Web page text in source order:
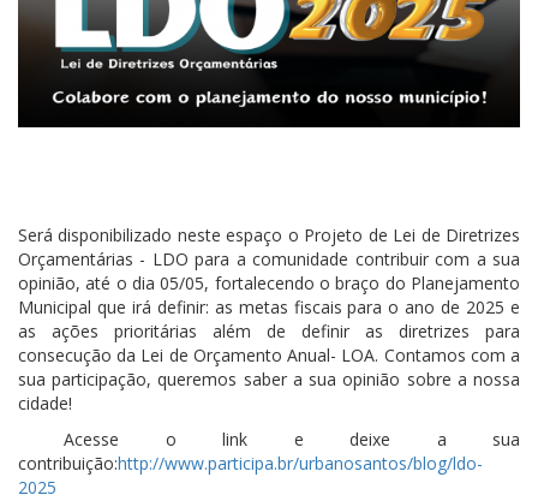
Será disponibilizado neste espaço o Projeto de Lei de Diretrizes
Orçamentárias - LDO para a comunidade contribuir com a sua
opinião, até o dia 05/05, fortalecendo o braço do Planejamento
Municipal que irá definir: as metas fiscais para o ano de 2025 e
as ações prioritárias além de definir as diretrizes para
consecução da Lei de Orçamento Anual- LOA. Contamos com a
sua participação, queremos saber a sua opinião sobre a nossa
cidade!
Acesse o link e deixe a sua
contribuição:http://www.participa.br/urbanosantos/blog/ldo-
2025